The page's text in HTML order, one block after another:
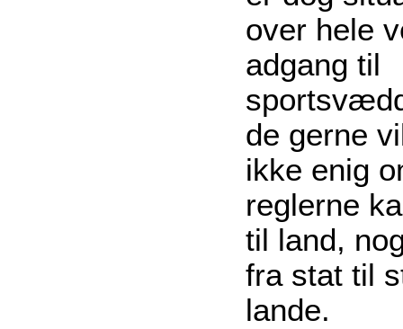
over hele
adgang til
de gerne
ikke enig
reglerne
til land,
fra stat til
lande.